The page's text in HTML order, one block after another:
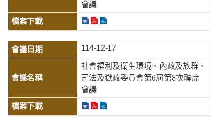
會議
114-12-17
社會福利及衛生環境、內政及族群、
司法及獄政委員會第6屆第8次聯席
會議